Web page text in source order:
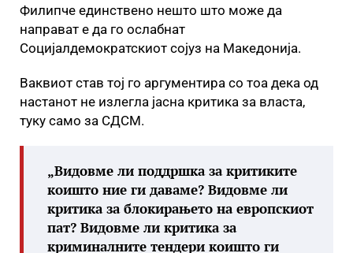
Филипче единствено нешто што може да
направат е да го ослабнат
Социјалдемократскиот сојуз на Македонија.
Ваквиот став тој го аргументира со тоа дека од
настанот не излегла јасна критика за власта,
туку само за СДСМ.
„Видовме ли поддршка за критиките
коишто ние ги даваме? Видовме ли
критика за блокирањето на европскиот
пат? Видовме ли критика за
криминалните тендери коишто ги